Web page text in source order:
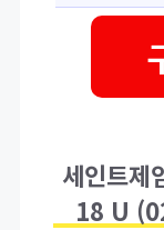
세인트
18 U